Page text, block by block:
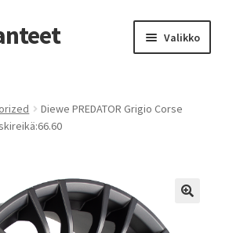
Valikko
Diewe PREDATOR Grigio Corse